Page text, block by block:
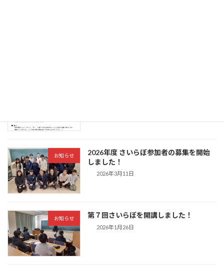
お知らせ
2026年度 さいらぼ参加者の募集を開始
しました！
2026年3月11日
お知らせ 第７回さいらぼを開講しました！
2026年1月26日